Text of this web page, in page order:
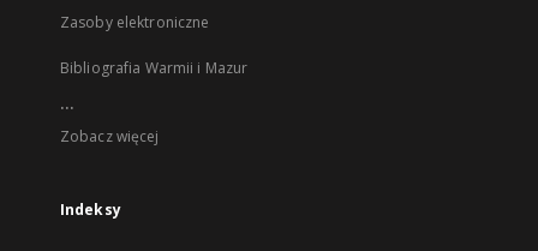
Zasoby elektroniczne
Bibliografia Warmii i Mazur
...
Zobacz więcej
Indeksy